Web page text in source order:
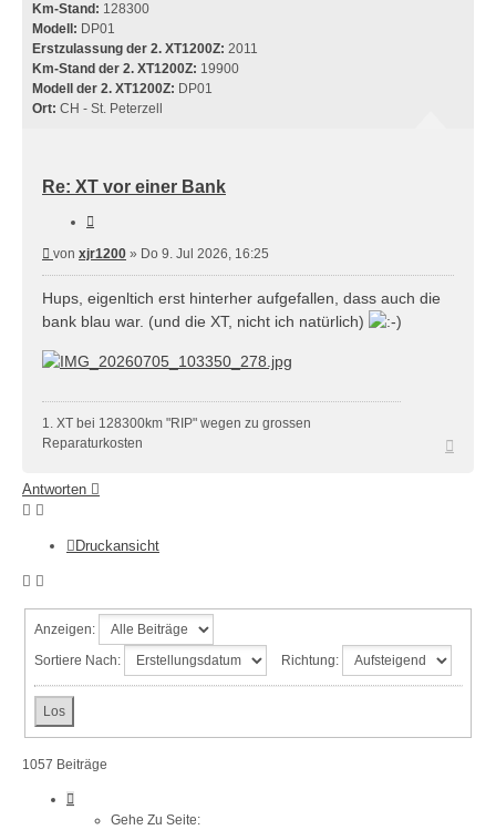
Km-Stand: 128300
Modell: DP01
Erstzulassung der 2. XT1200Z: 2011
Km-Stand der 2. XT1200Z: 19900
Modell der 2. XT1200Z: DP01
Ort: CH - St. Peterzell
Re: XT vor einer Bank
Beitrag
von xjr1200 » Do 9. Jul 2026, 16:25
Hups, eigenltich erst hinterher aufgefallen, dass auch die
bank blau war. (und die XT, nicht ich natürlich)
1. XT bei 128300km "RIP" wegen zu grossen
Reparaturkosten
Antworten
Druckansicht
Anzeigen:
Sortiere Nach:
Richtung:
1057 Beiträge
106
Gehe Zu Seite: